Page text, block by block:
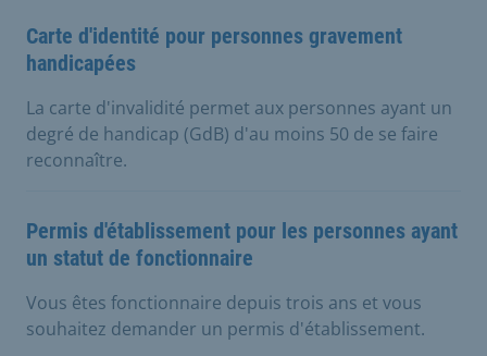
Carte d'identité pour personnes gravement
handicapées
La carte d'invalidité permet aux personnes ayant un
degré de handicap (GdB) d'au moins 50 de se faire
reconnaître.
Permis d'établissement pour les personnes ayant
un statut de fonctionnaire
Vous êtes fonctionnaire depuis trois ans et vous
souhaitez demander un permis d'établissement.